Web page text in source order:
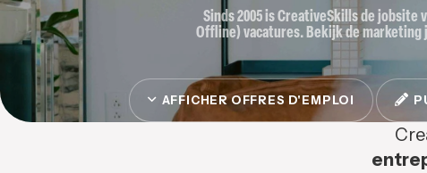
Sinds 2005 is CreativeSkills de jobsite
Offline) vacatures. Bekijk de
AFFICHER OFFRES D'EMPLOI